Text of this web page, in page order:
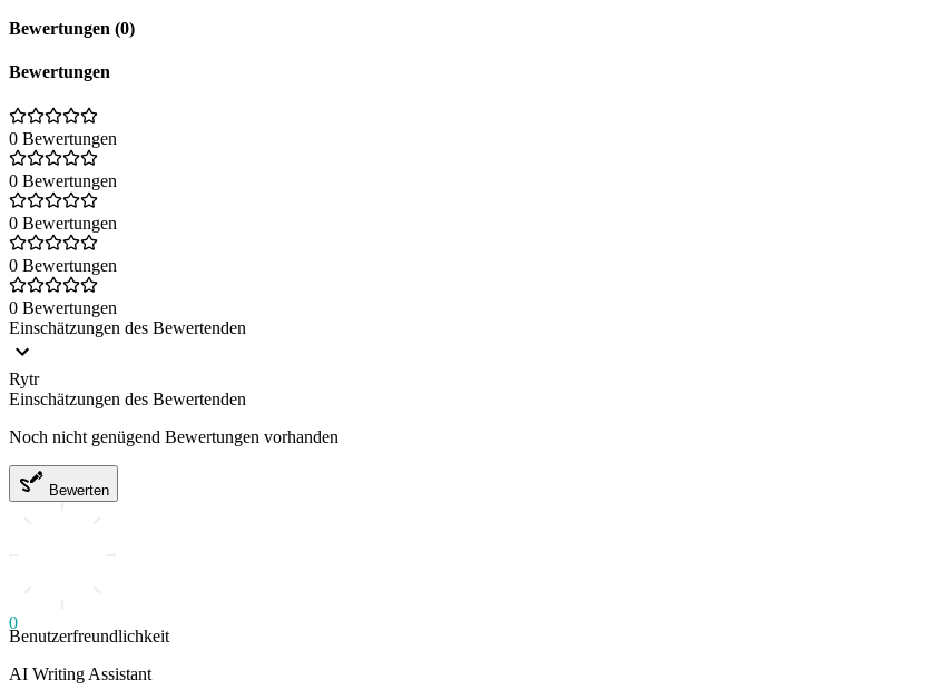
Bewertungen (0)
Bewertungen
0 Bewertungen
0 Bewertungen
0 Bewertungen
0 Bewertungen
0 Bewertungen
Einschätzungen des Bewertenden
Rytr
Einschätzungen des Bewertenden
Noch nicht genügend Bewertungen vorhanden
Bewerten
0
Benutzerfreundlichkeit
AI Writing Assistant